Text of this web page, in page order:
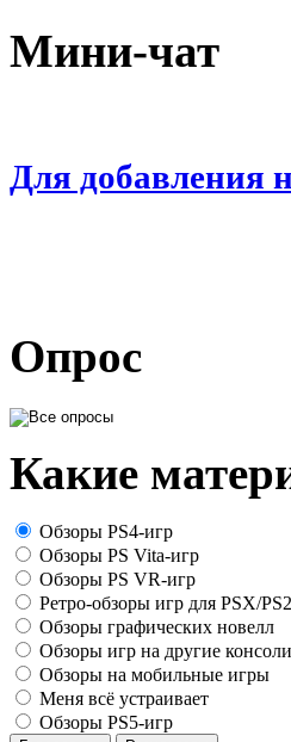
Мини-чат
Для добавления
Опрос
Какие
Обзоры PS4-игр
Обзоры PS Vita-игр
Обзоры PS VR-игр
Ретро-обзоры игр для PSX/PS2
Обзоры графических новелл
Обзоры игр на другие консоли
Обзоры на мобильные игры
Меня всё устраивает
Обзоры PS5-игр